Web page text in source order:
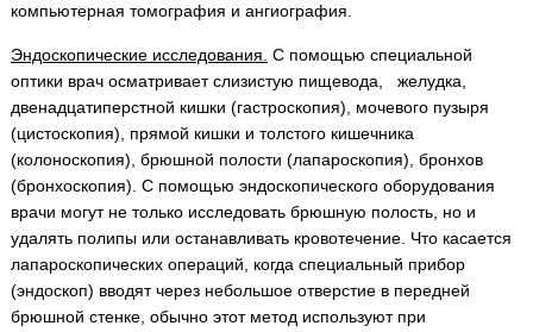
компьютерная томография и ангиография.
Эндоскопические исследования. С помощью специальной
оптики врач осматривает слизистую пищевода, желудка,
двенадцатиперстной кишки (гастроскопия), мочевого пузыря
(цистоскопия), прямой кишки и толстого кишечника
(колоноскопия), брюшной полости (лапароскопия), бронхов
(бронхоскопия). С помощью эндоскопического оборудования
врачи могут не только исследовать брюшную полость, но и
удалять полипы или останавливать кровотечение. Что касается
лапароскопических операций, когда специальный прибор
(эндоскоп) вводят через небольшое отверстие в передней
брюшной стенке, обычно этот метод используют при